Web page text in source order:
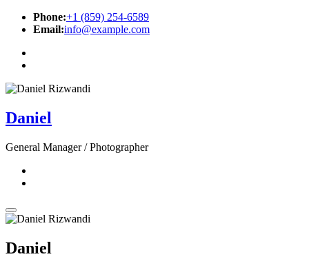
Phone:+1 (859) 254-6589
Email:info@example.com
Daniel
General Manager / Photographer
Daniel